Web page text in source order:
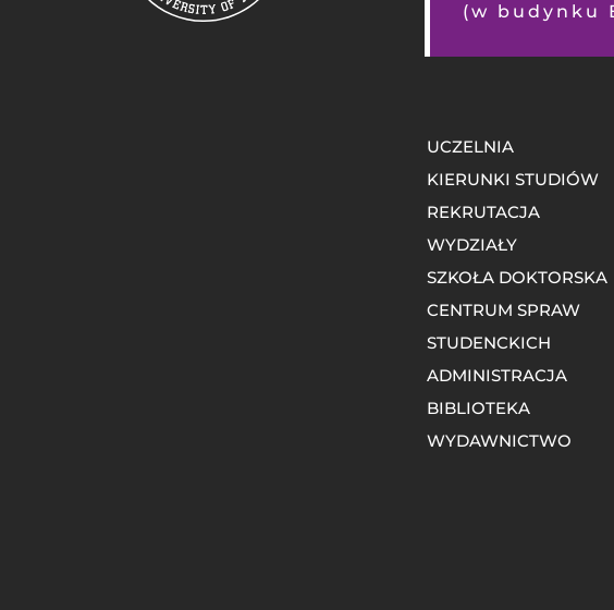
(w budynku
UCZELNIA
KIERUNKI STUDIÓW
REKRUTACJA
WYDZIAŁY
SZKOŁA DOKTORSKA
CENTRUM SPRAW
STUDENCKICH
ADMINISTRACJA
BIBLIOTEKA
WYDAWNICTWO